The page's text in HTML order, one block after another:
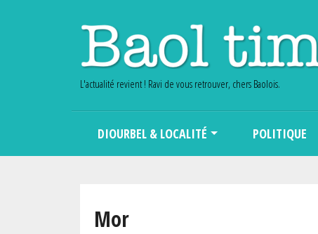
L'actualité revient ! Ravi de vous retrouver, chers Baolois.
DIOURBEL & LOCALITÉ POLITIQUE
Mor